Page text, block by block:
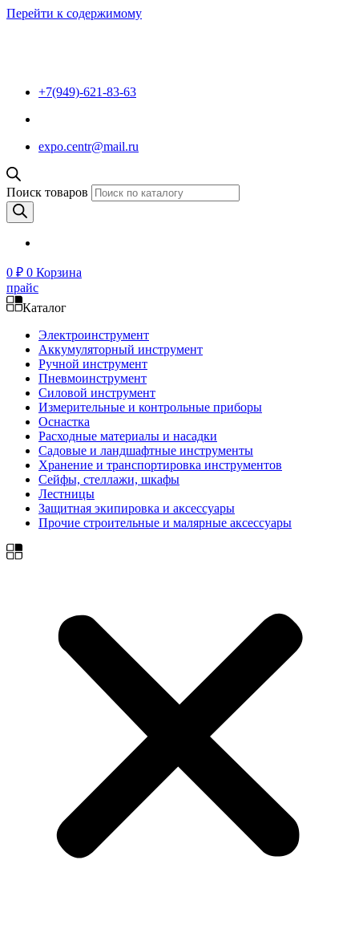
Перейти к содержимому
+7(949)-621-83-63
expo.centr@mail.ru
Поиск товаров
0 ₽ 0 Корзина
прайс
Каталог
Электроинструмент
Аккумуляторный инструмент
Ручной инструмент
Пневмоинструмент
Силовой инструмент
Измерительные и контрольные приборы
Оснастка
Расходные материалы и насадки
Садовые и ландшафтные инструменты
Хранение и транспортировка инструментов
Сейфы, стеллажи, шкафы
Лестницы
Защитная экипировка и аксессуары
Прочие строительные и малярные аксессуары